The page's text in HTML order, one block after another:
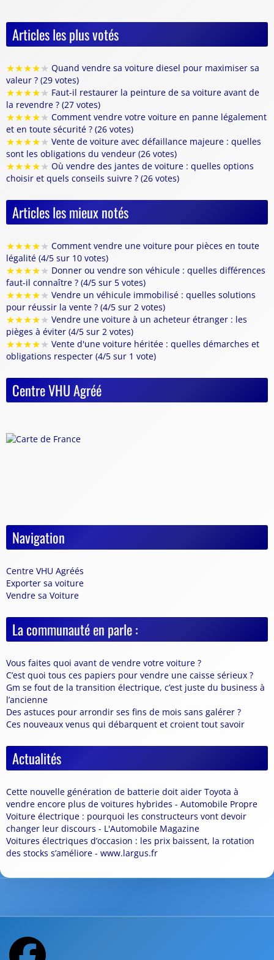
Articles les plus votés
★★★★★ Quand vendre sa voiture diesel pour maximiser sa
valeur ? (29 votes)
★★★★★ Faut-il restaurer la peinture de sa voiture avant de
la revendre ? (27 votes)
★★★★★ Comment vendre votre voiture en panne légalement
et en toute sécurité ? (26 votes)
★★★★★ Vente de voiture avec défaillance majeure : quelles
sont les obligations du vendeur (26 votes)
★★★★★ Où vendre des jantes de voiture : quelles options
choisir et quels conseils suivre ? (26 votes)
Articles les mieux notés
★★★★★ Comment vendre une voiture pour pièces en toute
légalité (4/5 sur 10 votes)
★★★★★ Donner ou vendre son véhicule : quelles différences
faut-il connaître ? (4/5 sur 5 votes)
★★★★★ Vendre un véhicule immobilisé : quelles solutions
pour réussir la vente ? (4/5 sur 2 votes)
★★★★★ Vendre une voiture à un acheteur étranger : les
pièges à éviter (4/5 sur 2 votes)
★★★★★ Vente d'une voiture héritée : quelles démarches et
obligations respecter (4/5 sur 1 vote)
Centre VHU Agréé
Navigation
Centre VHU Agréés
Exporter sa voiture
Vendre sa Voiture
La communauté en parle :
Vous faites quoi avant de vendre votre voiture ?
C’est quoi tous ces papiers pour vendre une caisse sérieux ?
Gm se fout de la transition électrique, c’est juste du business à
l’ancienne
Des astuces pour arrondir ses fins de mois sans galérer ?
Ces nouveaux venus qui débarquent et croient tout savoir
Actualités
Cette nouvelle génération de batterie doit aider Toyota à
vendre encore plus de voitures hybrides - Automobile Propre
Voiture électrique : pourquoi les constructeurs vont devoir
changer leur discours - L'Automobile Magazine
Voitures électriques d’occasion : les prix baissent, la rotation
des stocks s’améliore - www.largus.fr